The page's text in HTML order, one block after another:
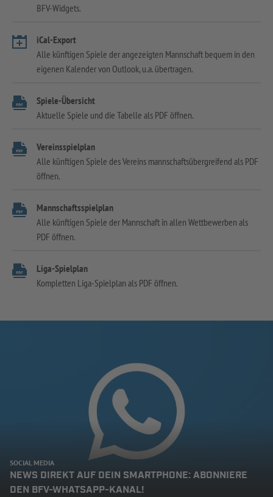
BFV-Widgets.
iCal-Export
Alle künftigen Spiele der angezeigten Mannschaft bequem in den
eigenen Kalender von Outlook, u.a. übertragen.
Spiele-Übersicht
Aktuelle Spiele und die Tabelle als PDF öffnen.
Vereinsspielplan
Alle künftigen Spiele des Vereins mannschaftsübergreifend als PDF
öffnen.
Mannschaftsspielplan
Alle künftigen Spiele der Mannschaft in allen Wettbewerben als
PDF öffnen.
Liga-Spielplan
Kompletten Liga-Spielplan als PDF öffnen.
SOCIAL MEDIA
NEWS DIREKT AUF DEIN SMARTPHONE: ABONNIERE
DEN BFV-WHATSAPP-KANAL!